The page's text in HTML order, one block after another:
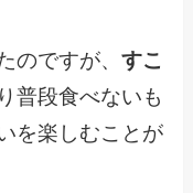
のですが、すこ
普段食べないも
を楽しむことが